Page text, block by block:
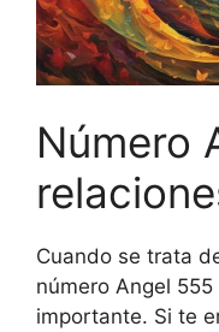
Número
Cuando se trata
número Angel
importante. Si te